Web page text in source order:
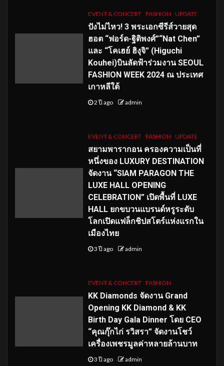
EVENT & CONCERT FASHION UPDATE
ปังไม่ไหว! 3 พระเอกซีรีส์วายสุด
ฮอต “ฟอร์ด-ฐิติพงศ์”“Nat Chen”
และ “โคเฮย์ ฮิงุจิ” (Higuchi
Kouhei)บินลัดฟ้าร่วมงาน SEOUL
FASHION WEEK 2024 ณ ประเทศ
เกาหลีใต้
2 ปี ago admin
EVENT & CONCERT FASHION UPDATE
สยามพารากอน ครองความเป็นที่
หนึ่งของ LUXURY DESTINATION
จัดงาน “SIAM PARAGON THE
LUXE HALL OPENING
CELEBRATION” เปิดพื้นที่ LUXE
HALL ยกขบวนแบรนด์หรูระดับ
โลกเปิดแฟล็กชิปสโตร์แห่งแรกใน
เมืองไทย
3 ปี ago admin
EVENT & CONCERT FASHION
KK Diamonds จัดงาน Grand
Opening KK Diamond & KK
Birth Day Gala Dinner โดย CEO
“คุณกุ๊กไก่ รวิสรา” จัดงานโชว์
เครื่องเพชรมูลค่าหลายล้านบาท
3 ปี ago admin